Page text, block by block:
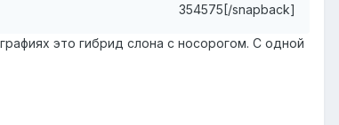
354575[/snapback]
это гибрид слона с носорогом. С одной